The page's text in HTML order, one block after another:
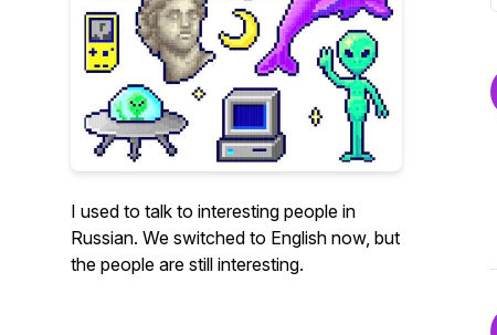
I used to talk to interesting people in
Russian. We switched to English now, but
the people are still interesting.